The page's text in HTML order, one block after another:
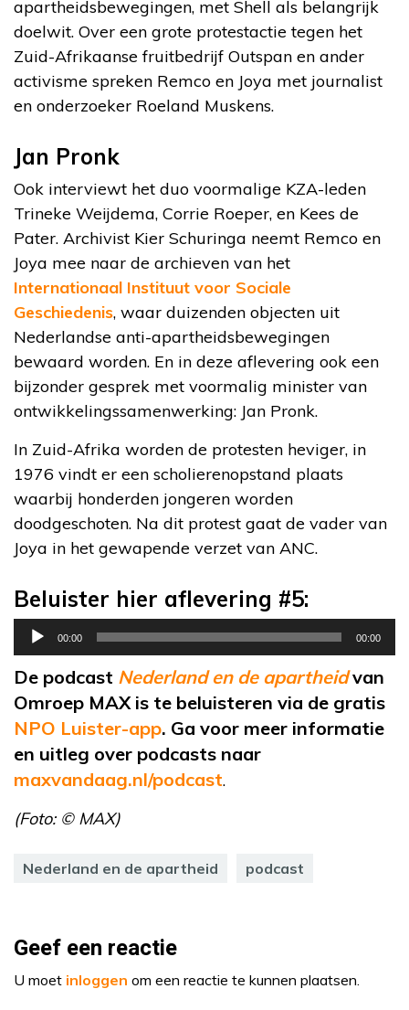
apartheidsbewegingen, met Shell als belangrijk
doelwit. Over een grote protestactie tegen het
Zuid-Afrikaanse fruitbedrijf Outspan en ander
activisme spreken Remco en Joya met journalist
en onderzoeker Roeland Muskens.
Jan Pronk
Ook interviewt het duo voormalige KZA-leden
Trineke Weijdema, Corrie Roeper, en Kees de
Pater. Archivist Kier Schuringa neemt Remco en
Joya mee naar de archieven van het
Internationaal Instituut voor Sociale
Geschiedenis, waar duizenden objecten uit
Nederlandse anti-apartheidsbewegingen
bewaard worden. En in deze aflevering ook een
bijzonder gesprek met voormalig minister van
ontwikkelingssamenwerking: Jan Pronk.
In Zuid-Afrika worden de protesten heviger, in
1976 vindt er een scholierenopstand plaats
waarbij honderden jongeren worden
doodgeschoten. Na dit protest gaat de vader van
Joya in het gewapende verzet van ANC.
Beluister hier aflevering #5:
Audiospeler
00:00 00:00
De podcast Nederland en de apartheidvan
Omroep MAX is te beluisteren via de gratis
NPO Luister-app. Ga voor meer informatie
en uitleg over podcasts naar
maxvandaag.nl/podcast.
(Foto: © MAX)
Nederland en de apartheid podcast
Geef een reactie
U moet inloggen om een reactie te kunnen plaatsen.